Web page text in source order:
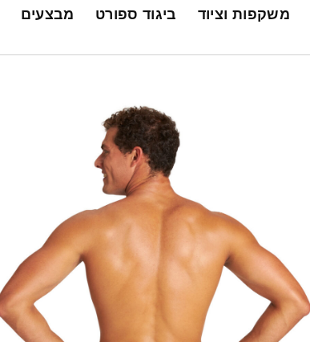
משקפות וציוד ביגוד ספורט מבצעים